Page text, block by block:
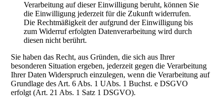
Verarbeitung auf dieser Einwilligung beruht, können Sie
die Einwilligung jederzeit für die Zukunft widerrufen.
Die Rechtmäßigkeit der aufgrund der Einwilligung bis
zum Widerruf erfolgten Datenverarbeitung wird durch
diesen nicht berührt.
Sie haben das Recht, aus Gründen, die sich aus Ihrer
besonderen Situation ergeben, jederzeit gegen die Verarbeitung
Ihrer Daten Widerspruch einzulegen, wenn die Verarbeitung auf
Grundlage des Art. 6 Abs. 1 UAbs. 1 Buchst. e DSGVO
erfolgt (Art. 21 Abs. 1 Satz 1 DSGVO).